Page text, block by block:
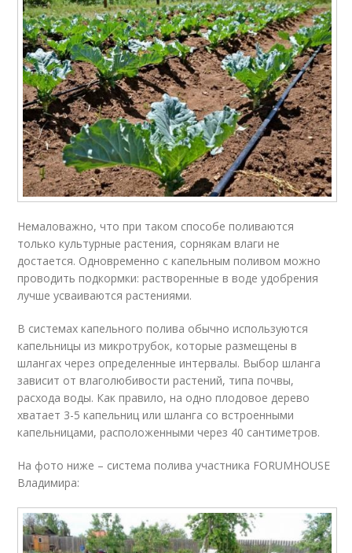
Немаловажно, что при таком способе поливаются
только культурные растения, сорнякам влаги не
достается. Одновременно с капельным поливом можно
проводить подкормки: растворенные в воде удобрения
лучше усваиваются растениями.
В системах капельного полива обычно используются
капельницы из микротрубок, которые размещены в
шлангах через определенные интервалы. Выбор шланга
зависит от влаголюбивости растений, типа почвы,
расхода воды. Как правило, на одно плодовое дерево
хватает 3-5 капельниц или шланга со встроенными
капельницами, расположенными через 40 сантиметров.
На фото ниже – система полива участника FORUMHOUSE
Владимира: